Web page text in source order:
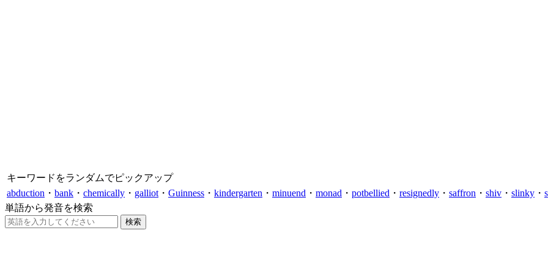
キーワードをランダムでピックアップ
abduction ・ bank ・ chemically ・ galliot ・ Guinness ・ kindergarten ・ minuend ・ monad ・ potbellied ・ resignedly ・ saffron ・ shiv ・ slinky ・
単語から発音を検索